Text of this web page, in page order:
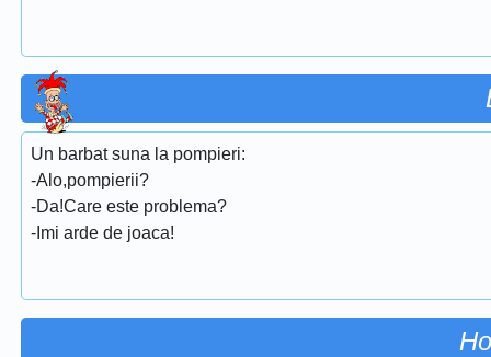
Un barbat suna la pompieri:
-Alo,pompierii?
-Da!Care este problema?
-Imi arde de joaca!